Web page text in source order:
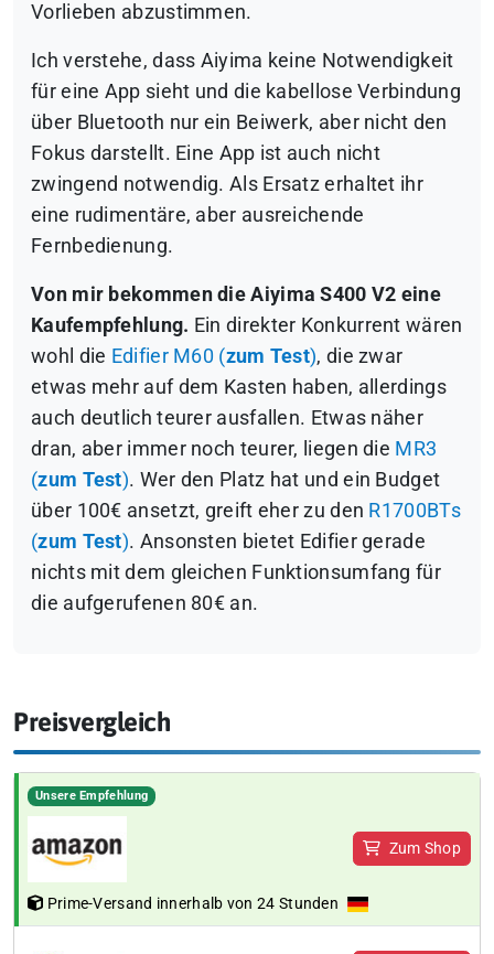
Vorlieben abzustimmen.
Ich verstehe, dass Aiyima keine Notwendigkeit
für eine App sieht und die kabellose Verbindung
über Bluetooth nur ein Beiwerk, aber nicht den
Fokus darstellt. Eine App ist auch nicht
zwingend notwendig. Als Ersatz erhaltet ihr
eine rudimentäre, aber ausreichende
Fernbedienung.
Von mir bekommen die Aiyima S400 V2 eine
Kaufempfehlung. Ein direkter Konkurrent wären
wohl die Edifier M60 (zum Test), die zwar
etwas mehr auf dem Kasten haben, allerdings
auch deutlich teurer ausfallen. Etwas näher
dran, aber immer noch teurer, liegen die MR3
(zum Test). Wer den Platz hat und ein Budget
über 100€ ansetzt, greift eher zu den R1700BTs
(zum Test). Ansonsten bietet Edifier gerade
nichts mit dem gleichen Funktionsumfang für
die aufgerufenen 80€ an.
Preisvergleich
Unsere Empfehlung
Zum Shop
Prime-Versand innerhalb von 24 Stunden